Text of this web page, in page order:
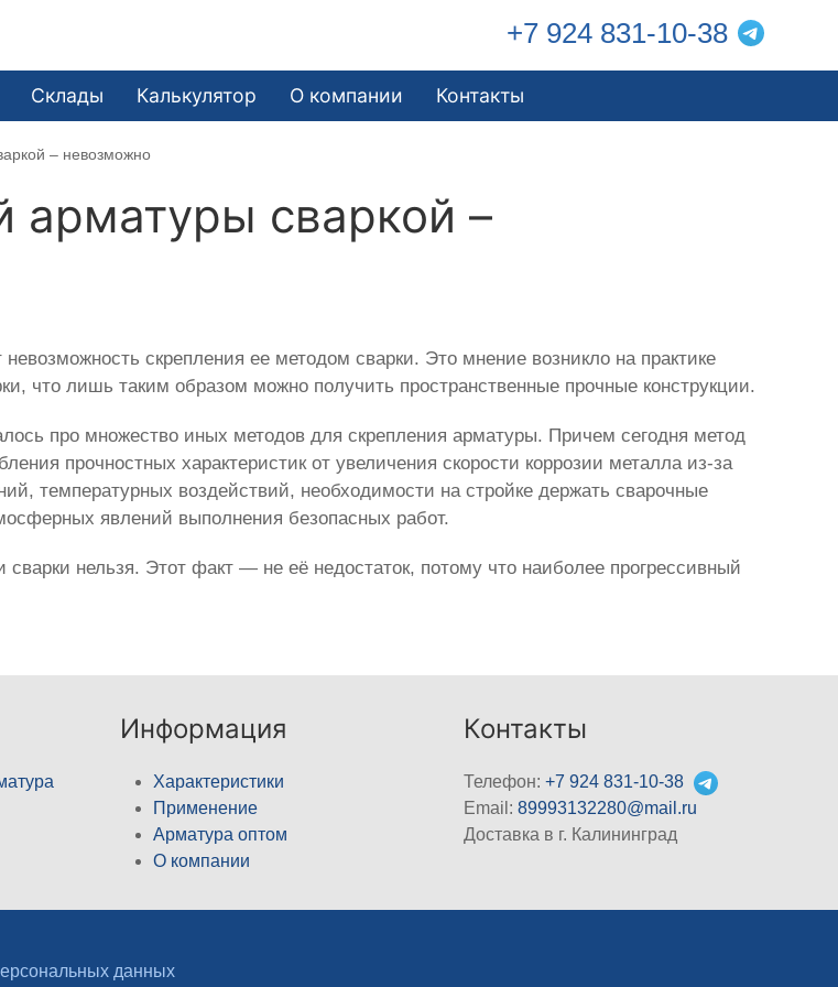
+7 924 831-10-38
Склады Калькулятор О компании Контакты
– невозможно
арматуры сваркой –
скрепления ее методом сварки. Это мнение возникло на практике
что лишь таким образом можно получить пространственные прочные конструкции.
про множество иных методов для скрепления арматуры. Причем сегодня метод
прочностных характеристик от увеличения скорости коррозии металла из-за
температурных воздействий, необходимости на стройке держать сварочные
явлений выполнения безопасных работ.
нельзя. Этот факт — не её недостаток, потому что наиболее прогрессивный
Информация
Характеристики
Применение
Арматура оптом
О компании
Контакты
Телефон:+7 924 831-10-38
Email:89993132280@mail.ru
Доставка в г. Калининград
данных